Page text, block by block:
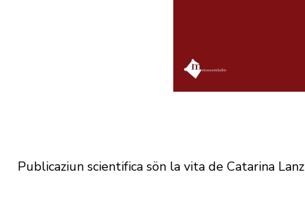
Publicaziun scientifica sön la vita de Catarina Lanz